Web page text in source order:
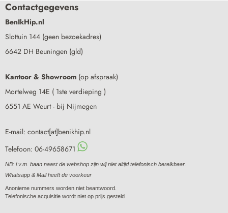
Contactgegevens
BenIkHip.nl
Slottuin 144 (geen bezoekadres)
6642 DH Beuningen (gld)
Kantoor & Showroom (op afspraak)
Mortelweg 14E ( 1ste verdieping )
6551 AE Weurt - bij Nijmegen
E-mail: contact[at]benikhip.nl
Telefoon: 06-49658671
NB: i.v.m. baan naast de webshop zijn wij niet altijd telefonisch bereikbaar.
Whatsapp & Mail heeft de voorkeur
Anonieme nummers worden niet beantwoord.
Telefonische acquisitie wordt niet op prijs gesteld